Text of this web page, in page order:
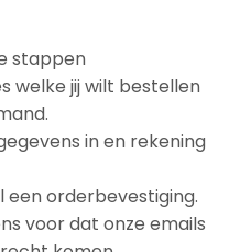
stappen
welke jij wilt bestellen
in en rekening
orderbevestiging.
voor dat onze emails